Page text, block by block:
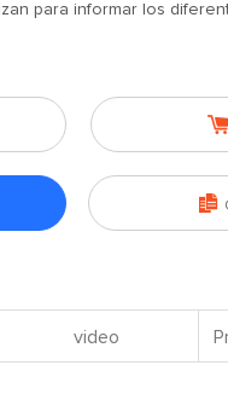
para informar los


video